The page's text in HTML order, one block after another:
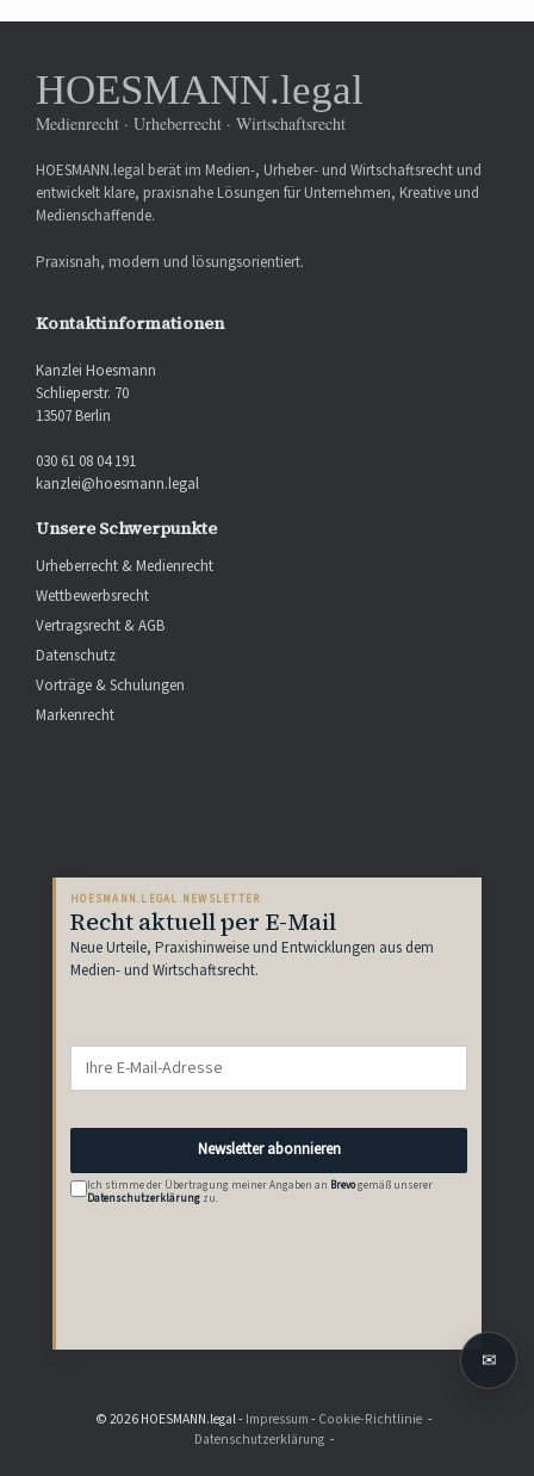
HOESMANN.legal
Medienrecht · Urheberrecht · Wirtschaftsrecht
HOESMANN.legal berät im Medien-, Urheber- und Wirtschaftsrecht und
entwickelt klare, praxisnahe Lösungen für Unternehmen, Kreative und
Medienschaffende.
Praxisnah, modern und lösungsorientiert.
Kontaktinformationen
Kanzlei Hoesmann
Schlieperstr. 70
13507 Berlin
030 61 08 04 191
kanzlei@hoesmann.legal
Unsere Schwerpunkte
Urheberrecht & Medienrecht
Wettbewerbsrecht
Vertragsrecht & AGB
Datenschutz
Vorträge & Schulungen
Markenrecht
HOESMANN.LEGAL NEWSLETTER
Recht aktuell per E-Mail
Neue Urteile, Praxishinweise und Entwicklungen aus dem
Medien- und Wirtschaftsrecht.
Newsletter abonnieren
Ich stimme der Übertragung meiner Angaben an Brevogemäß unserer
Datenschutzerklärung zu.
© 2026 HOESMANN.legal - Impressum- Cookie-Richtlinie
Datenschutzerklärung
✉